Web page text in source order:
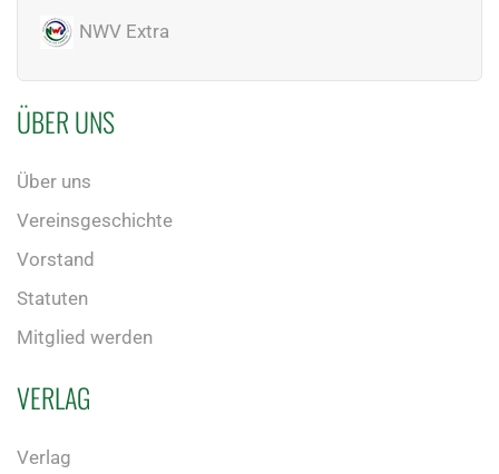
NWV Extra
ÜBER UNS
Über uns
Vereinsgeschichte
Vorstand
Statuten
Mitglied werden
VERLAG
Verlag